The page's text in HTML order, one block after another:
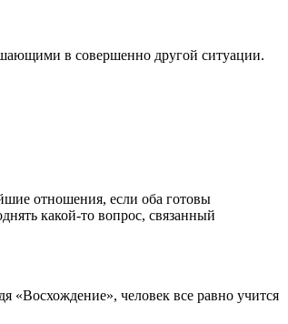
в совершенно другой ситуации.
отношения, если оба готовы
какой-то вопрос, связанный
«Восхождение», человек все равно учится